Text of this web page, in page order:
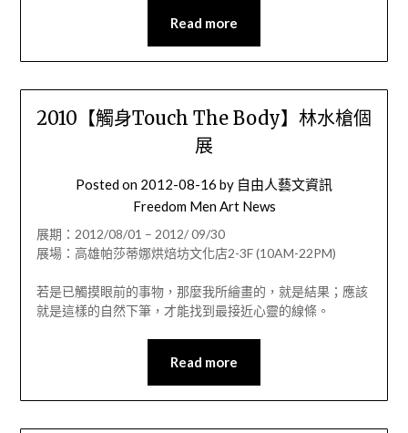
Read more
2010【觸身Touch The Body】林水槍個
展
Posted on 2012-08-16 by 自由人藝文資訊
Freedom Men Art News
展期：2012/08/01 – 2012/ 09/30
展場：高雄帕莎蒂娜烘焙坊文化店2-3F (10AM-22PM)
若是已觸摸眼前的事物，那麼我所繪畫的，就是結果；應該
就是這樣的自然下筆，才能找到最接近心靈的線條。
Read more